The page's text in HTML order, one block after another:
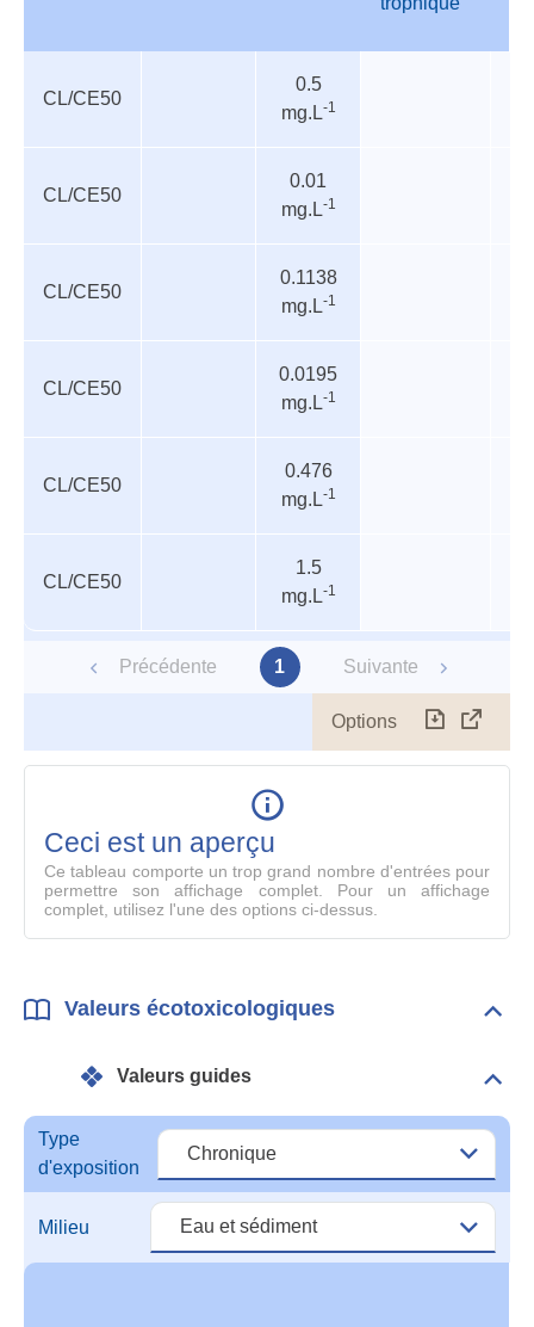
deCL/CE50
0.5
mg.L-1
CL/CE50
0.01
mg.L-1
CL/CE50
0.1138
mg.L-1
CL/CE50
0.0195
mg.L-1
CL/CE50
0.476
mg.L-1
CL/CE50
1.5
mg.L-1
Précédente 1 Suivante
Options
le
Ceci est un aperçu
Ce tableau comporte un trop grand nombre d'entrées pour
permettre son affichage complet. Pour un affichage
complet, utilisez l'une des options ci-dessus.
Valeurs écotoxicologiques
Valeurs guides
Type
d'exposition
Milieu